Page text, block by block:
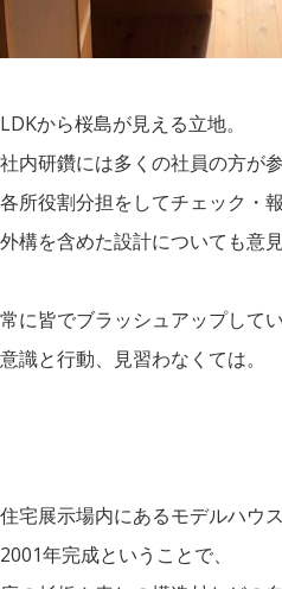
LDKから桜島が見える立地。
社内研鑽には多くの社員の方が参
各所役割分担をしてチェック・報
外構を含めた設計についても意
常に皆でブラッシュアップして
意識と行動、見習わなくては。
住宅展示場内にあるモデルハウス
2001年完成ということで、